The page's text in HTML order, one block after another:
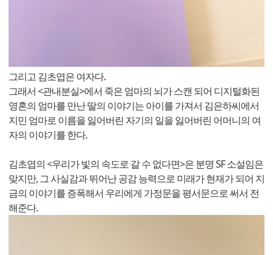
그리고 김초엽은 여자다.
그래서 <관내분실>에서 죽은 엄마의 뇌가 스캔 되어 디지털화된
영혼의 엄마를 만난 딸의 이야기는 아이를 가져서 김은하씨에서
지민 엄마로 이름을 잃어버린 자기의 일을 잃어버린 어머니의 여
자의 이야기를 한다.
김초엽의 <우리가 빛의 속도로 갈 수 없다면>은 분명 SF 소설임은
맞지만, 그 사실감과 뛰어난 공감 능력으로 미래가 현재가 되어 지
금의 이야기를 증폭해서 우리에게 가정문을 평서문으로 써서 전
해준다.